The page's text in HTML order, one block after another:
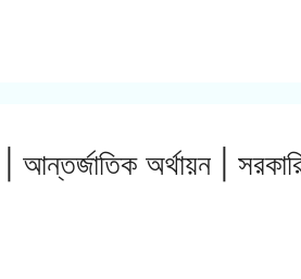
আন্তর্জাতিক অর্থায়ন | সরকারি